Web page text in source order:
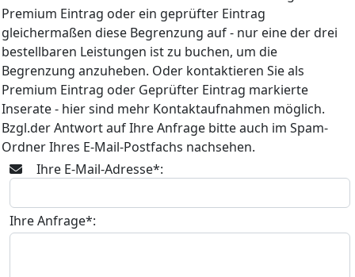
Premium Eintrag oder ein geprüfter Eintrag
gleichermaßen diese Begrenzung auf - nur eine der drei
bestellbaren Leistungen ist zu buchen, um die
Begrenzung anzuheben. Oder kontaktieren Sie als
Premium Eintrag oder Geprüfter Eintrag markierte
Inserate - hier sind mehr Kontaktaufnahmen möglich.
Bzgl.der Antwort auf Ihre Anfrage bitte auch im Spam-
Ordner Ihres E-Mail-Postfachs nachsehen.
Ihre E-Mail-Adresse*:
Ihre Anfrage*: